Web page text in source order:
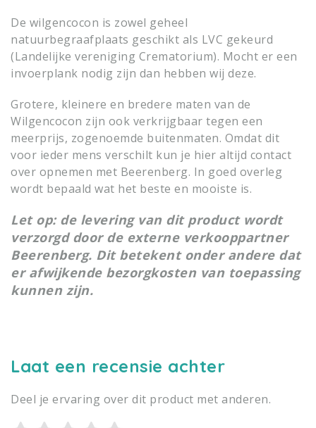
De wilgencocon is zowel geheel
natuurbegraafplaats geschikt als LVC gekeurd
(Landelijke vereniging Crematorium). Mocht er een
invoerplank nodig zijn dan hebben wij deze.
Grotere, kleinere en bredere maten van de
Wilgencocon zijn ook verkrijgbaar tegen een
meerprijs, zogenoemde buitenmaten. Omdat dit
voor ieder mens verschilt kun je hier altijd contact
over opnemen met Beerenberg. In goed overleg
wordt bepaald wat het beste en mooiste is.
Let op: de levering van dit product wordt
verzorgd door de externe verkooppartner
Beerenberg. Dit betekent onder andere dat
er afwijkende bezorgkosten van toepassing
kunnen zijn.
Laat een recensie achter
Deel je ervaring over dit product met anderen.